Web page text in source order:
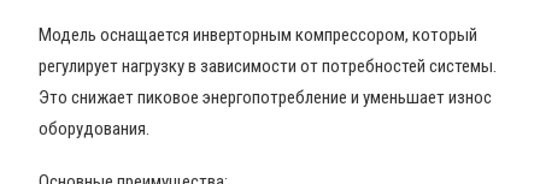
Модель оснащается инверторным компрессором, который
регулирует нагрузку в зависимости от потребностей системы.
Это снижает пиковое энергопотребление и уменьшает износ
оборудования.